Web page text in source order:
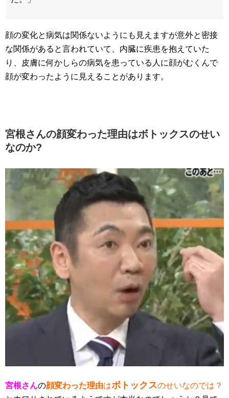
顔の変化と病気は関係ないようにも見えますが意外と密接
な関係があると言われていて、内臓に疾患を抱えていた
り、皮膚に何かしらの病気を患っている人に顔がむくんで
顔が変わったように見えることがあります。
宮根さんの顔変わった理由はボトックスのせい
なのか?
宮根さんの顔変わった理由はボトックスのせいなのでは？